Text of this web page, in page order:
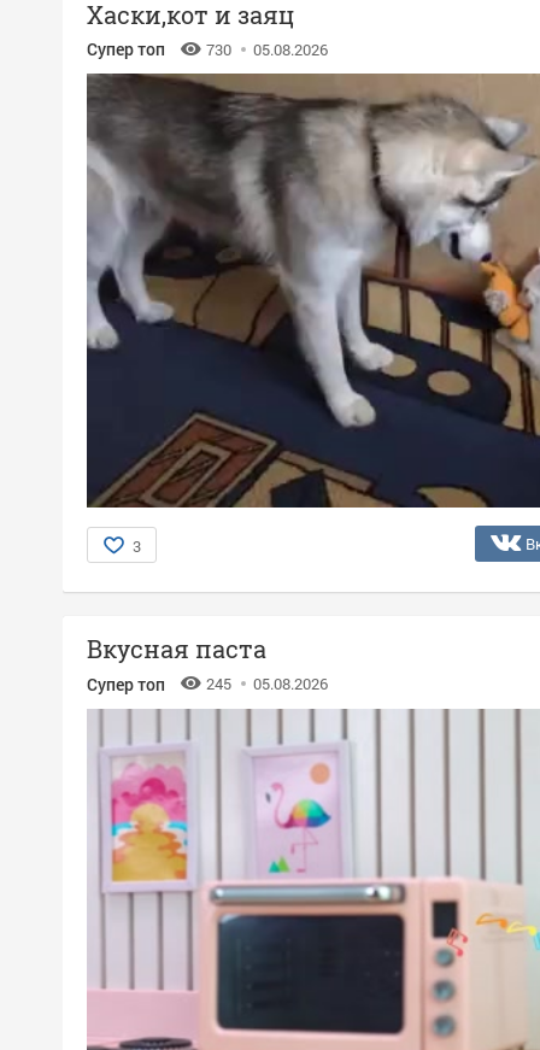
Хаски,кот и заяц
Супер топ 730 05.08.2026
3
Вкусная паста
Супер топ 245 05.08.2026